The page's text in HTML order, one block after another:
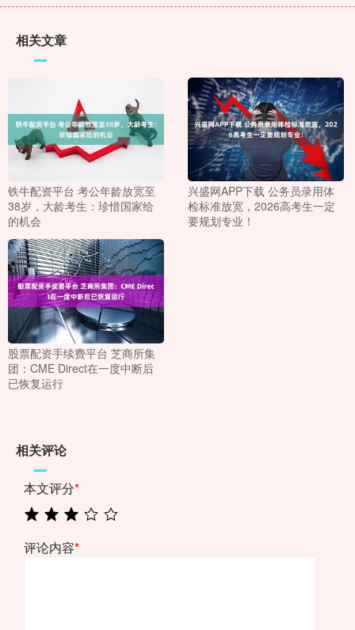
相关文章
铁牛配资平台 考公年龄放宽至
38岁，大龄考生：珍惜国家给
的机会
兴盛网APP下载 公务员录用体
检标准放宽，2026高考生一定
要规划专业！
股票配资手续费平台 芝商所集
团：CME Direct在一度中断后
已恢复运行
相关评论
本文评分*
评论内容*